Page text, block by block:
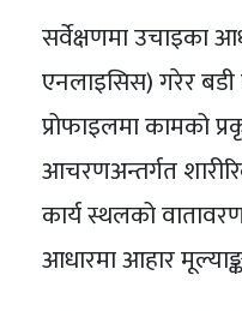
सर्वेक्षणमा उचाइका
एनलाइसिस) गरेर बडी
प्रोफाइलमा कामको
आचरणअन्तर्गत
कार्य स्थलको
आधारमा आहार